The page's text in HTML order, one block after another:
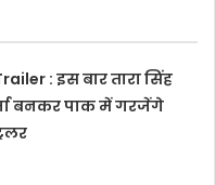
: इस बार तारा सिंह
बनकर पाक में गरजेंगे